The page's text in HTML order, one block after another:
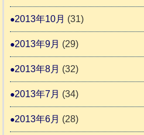
2013年10月 (31)
2013年9月 (29)
2013年8月 (32)
2013年7月 (34)
2013年6月 (28)